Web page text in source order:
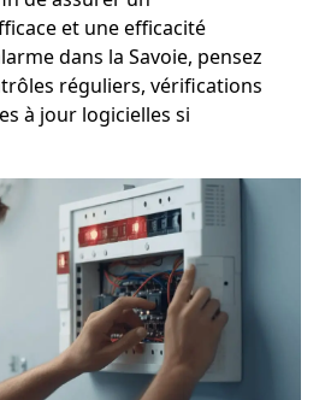
et une efficacité
dans la Savoie, pensez
réguliers, vérifications
à jour logicielles si